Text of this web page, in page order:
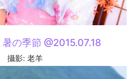
暑の季節 @2015.07.18
攝影: 老羊